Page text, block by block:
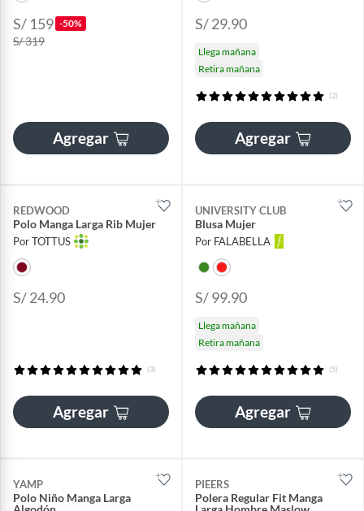
S/ 159 -50%
S/ 319
Agregar
S/ 29.90
Llega mañana
Retira mañana
(2)
Agregar
REDWOOD
Polo Manga Larga Rib Mujer
Por TOTTUS
S/ 24.90
(3)
Agregar
UNIVERSITY CLUB
Blusa Mujer
Por FALABELLA
S/ 99.90
Llega mañana
Retira mañana
(5)
Agregar
YAMP
Polo Niño Manga Larga
PIEERS
Polera Regular Fit Manga